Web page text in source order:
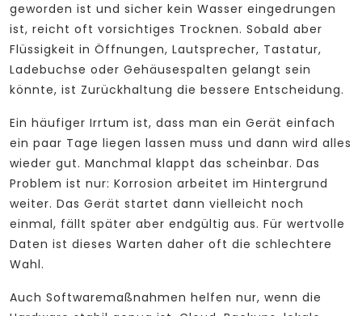
geworden ist und sicher kein Wasser eingedrungen
ist, reicht oft vorsichtiges Trocknen. Sobald aber
Flüssigkeit in Öffnungen, Lautsprecher, Tastatur,
Ladebuchse oder Gehäusespalten gelangt sein
könnte, ist Zurückhaltung die bessere Entscheidung.
Ein häufiger Irrtum ist, dass man ein Gerät einfach
ein paar Tage liegen lassen muss und dann wird alles
wieder gut. Manchmal klappt das scheinbar. Das
Problem ist nur: Korrosion arbeitet im Hintergrund
weiter. Das Gerät startet dann vielleicht noch
einmal, fällt später aber endgültig aus. Für wertvolle
Daten ist dieses Warten daher oft die schlechtere
Wahl.
Auch Softwaremaßnahmen helfen nur, wenn die